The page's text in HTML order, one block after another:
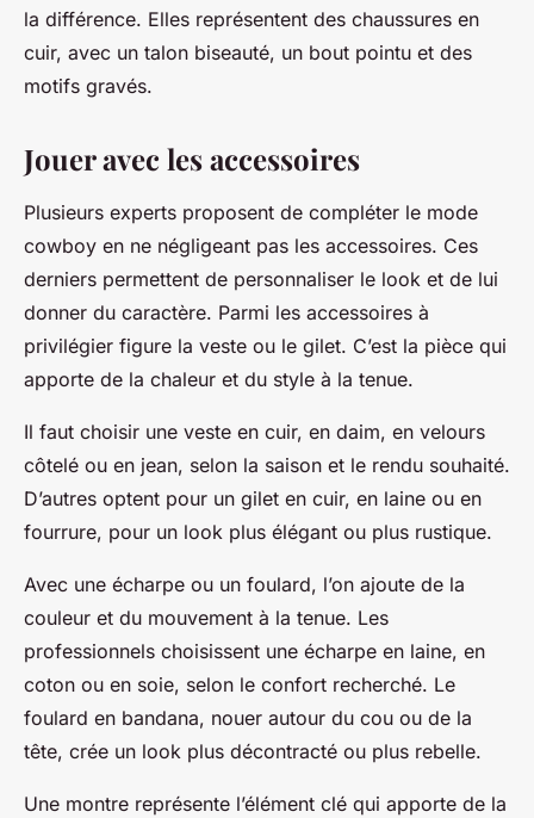
la différence. Elles représentent des chaussures en
cuir, avec un talon biseauté, un bout pointu et des
motifs gravés.
Jouer avec les accessoires
Plusieurs experts proposent de compléter le mode
cowboy en ne négligeant pas les accessoires. Ces
derniers permettent de personnaliser le look et de lui
donner du caractère. Parmi les accessoires à
privilégier figure la veste ou le gilet. C’est la pièce qui
apporte de la chaleur et du style à la tenue.
Il faut choisir une veste en cuir, en daim, en velours
côtelé ou en jean, selon la saison et le rendu souhaité.
D’autres optent pour un gilet en cuir, en laine ou en
fourrure, pour un look plus élégant ou plus rustique.
Avec une écharpe ou un foulard, l’on ajoute de la
couleur et du mouvement à la tenue. Les
professionnels choisissent une écharpe en laine, en
coton ou en soie, selon le confort recherché. Le
foulard en bandana, nouer autour du cou ou de la
tête, crée un look plus décontracté ou plus rebelle.
Une montre représente l’élément clé qui apporte de la